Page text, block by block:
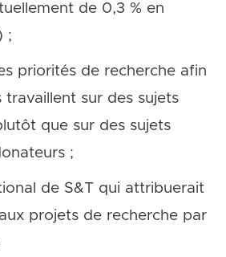
de 0,3 % en
;
priorités de recherche afin
travaillent sur des sujets
que sur des sujets
;
de S&T qui attribuerait
projets de recherche par